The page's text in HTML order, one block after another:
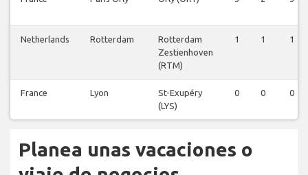
Netherlands Rotterdam
Rotterdam
Zestienhoven
(RTM)
1 1 1
France Lyon
St-Exupéry
(LYS)
0 0 0
Planea unas vacaciones o